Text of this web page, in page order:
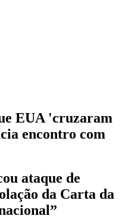
EUA 'cruzaram
encontro com
ataque de
da Carta da